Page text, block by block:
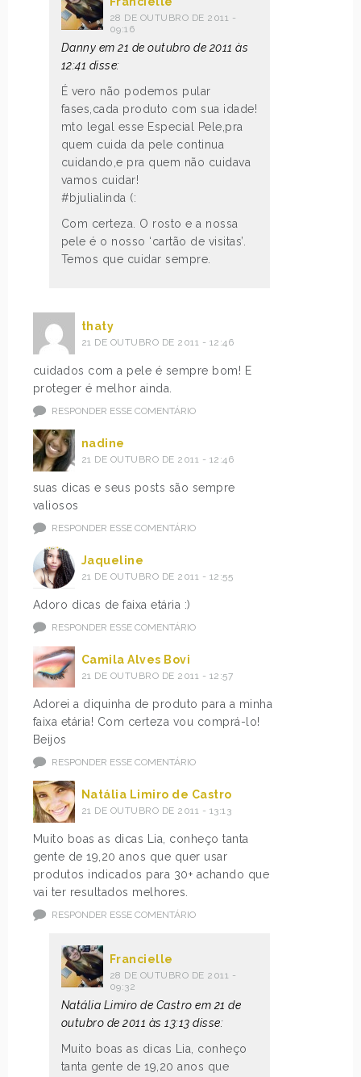
28 DE OUTUBRO DE 2011 -
09:16
Danny em 21 de outubro de 2011 às
12:41 disse:
É vero não podemos pular
fases,cada produto com sua idade!
mto legal esse Especial Pele,pra
quem cuida da pele continua
cuidando,e pra quem não cuidava
vamos cuidar!
#bjulialinda (:
Com certeza. O rosto e a nossa
pele é o nosso ‘cartão de visitas’.
Temos que cuidar sempre.
thaty
21 DE OUTUBRO DE 2011 - 12:46
cuidados com a pele é sempre bom! E
proteger é melhor ainda.
RESPONDER ESSE COMENTÁRIO
nadine
21 DE OUTUBRO DE 2011 - 12:46
suas dicas e seus posts são sempre
valiosos
RESPONDER ESSE COMENTÁRIO
Jaqueline
21 DE OUTUBRO DE 2011 - 12:55
Adoro dicas de faixa etária :)
RESPONDER ESSE COMENTÁRIO
Camila Alves Bovi
21 DE OUTUBRO DE 2011 - 12:57
Adorei a diquinha de produto para a minha
faixa etária! Com certeza vou comprá-lo!
Beijos
RESPONDER ESSE COMENTÁRIO
Natália Limiro de Castro
21 DE OUTUBRO DE 2011 - 13:13
Muito boas as dicas Lia, conheço tanta
gente de 19,20 anos que quer usar
produtos indicados para 30+ achando que
vai ter resultados melhores.
RESPONDER ESSE COMENTÁRIO
Francielle
28 DE OUTUBRO DE 2011 -
09:32
Natália Limiro de Castro em 21 de
outubro de 2011 às 13:13 disse:
Muito boas as dicas Lia, conheço
tanta gente de 19,20 anos que